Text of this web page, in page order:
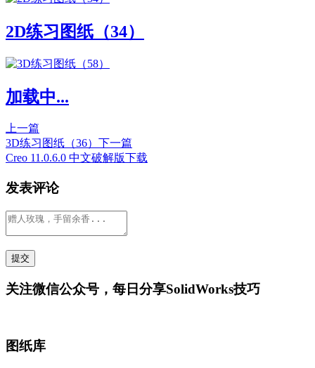
2D练习图纸（34）
加载中...
上一篇
3D练习图纸（36）
下一篇
Creo 11.0.6.0 中文破解版下载
发表评论
关注微信公众号，每日分享SolidWorks技巧
图纸库